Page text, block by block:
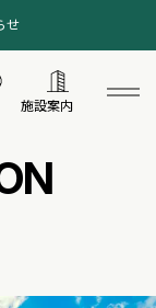
せ
施設案内
N